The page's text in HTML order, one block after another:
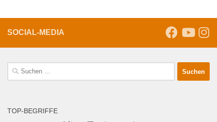
SOCIAL-MEDIA
Suche
nach:
TOP-BEGRIFFE